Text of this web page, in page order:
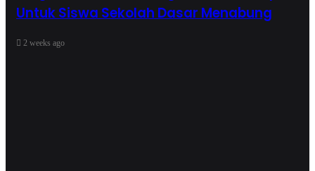
Untuk Siswa Sekolah Dasar Menabung
2 weeks ago